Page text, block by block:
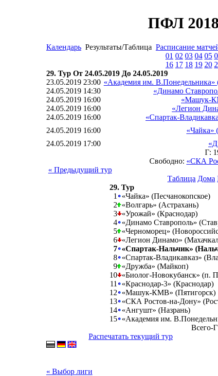
ПФЛ
Календарь Результаты/Таблица Расписание
01 02 03 04 05
16 17 18 19 20
29. Тур От 24.05.2019 До 24.05.2019
23.05.2019 23:00 «Академия им. В.Понедельника»
24.05.2019 14:30
«Динамо
24.05.2019 16:00
«Машук-
24.05.2019 16:00
«Легион
24.05.2019 16:00
«Спартак-
24.05.2019 16:00
«Чайка»
24.05.2019 17:00
Г:
Свободно: «СКА
« Предыдущий тур
Таблица Дома
29. Тур
1
«Чайка» (Песчанокопское)
2 «Волгарь» (Астрахань)
3 «Урожай» (Краснодар)
4
«Динамо Ставрополь»
5 «Черноморец»
6 «Легион Динамо»
7
«Спартак-Нальчик»
8
«Спартак-Владикавказ»
9 «Дружба» (Майкоп)
10 «Биолог-Новокубанск» (п.
11
«Краснодар-3» (Краснодар)
12
«Машук-КМВ» (Пятигорск)
13
«СКА Ростов-на-Дону»
14
«Ангушт» (Назрань)
15
«Академия им.
Распечатать текущий тур
« Выбор лиги